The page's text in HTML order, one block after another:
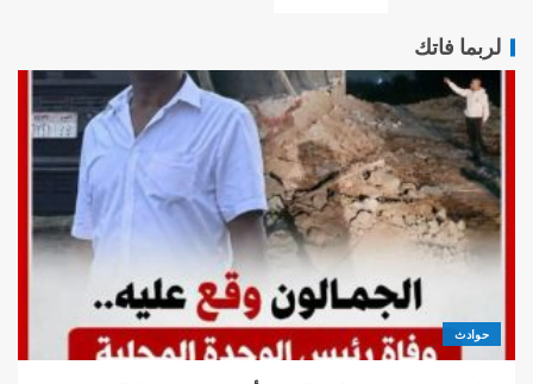
لربما فاتك
حوادث